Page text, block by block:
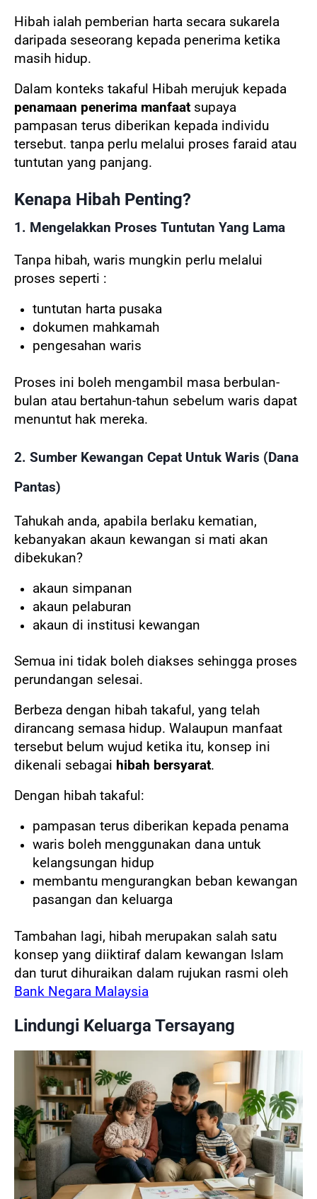
Hibah ialah pemberian harta secara sukarela
daripada seseorang kepada penerima ketika
masih hidup.
Dalam konteks takaful Hibah merujuk kepada
penamaan penerima manfaat supaya
pampasan terus diberikan kepada individu
tersebut. tanpa perlu melalui proses faraid atau
tuntutan yang panjang.
Kenapa Hibah Penting?
1. Mengelakkan Proses Tuntutan Yang Lama
Tanpa hibah, waris mungkin perlu melalui
proses seperti :
tuntutan harta pusaka
dokumen mahkamah
pengesahan waris
Proses ini boleh mengambil masa berbulan-
bulan atau bertahun-tahun sebelum waris dapat
menuntut hak mereka.
2. Sumber Kewangan Cepat Untuk Waris (Dana
Pantas)
Tahukah anda, apabila berlaku kematian,
kebanyakan akaun kewangan si mati akan
dibekukan?
akaun simpanan
akaun pelaburan
akaun di institusi kewangan
Semua ini tidak boleh diakses sehingga proses
perundangan selesai.
Berbeza dengan hibah takaful, yang telah
dirancang semasa hidup. Walaupun manfaat
tersebut belum wujud ketika itu, konsep ini
dikenali sebagai hibah bersyarat.
Dengan hibah takaful:
pampasan terus diberikan kepada penama
waris boleh menggunakan dana untuk
kelangsungan hidup
membantu mengurangkan beban kewangan
pasangan dan keluarga
Tambahan lagi, hibah merupakan salah satu
konsep yang diiktiraf dalam kewangan Islam
dan turut dihuraikan dalam rujukan rasmi oleh
Bank Negara Malaysia
Lindungi Keluarga Tersayang